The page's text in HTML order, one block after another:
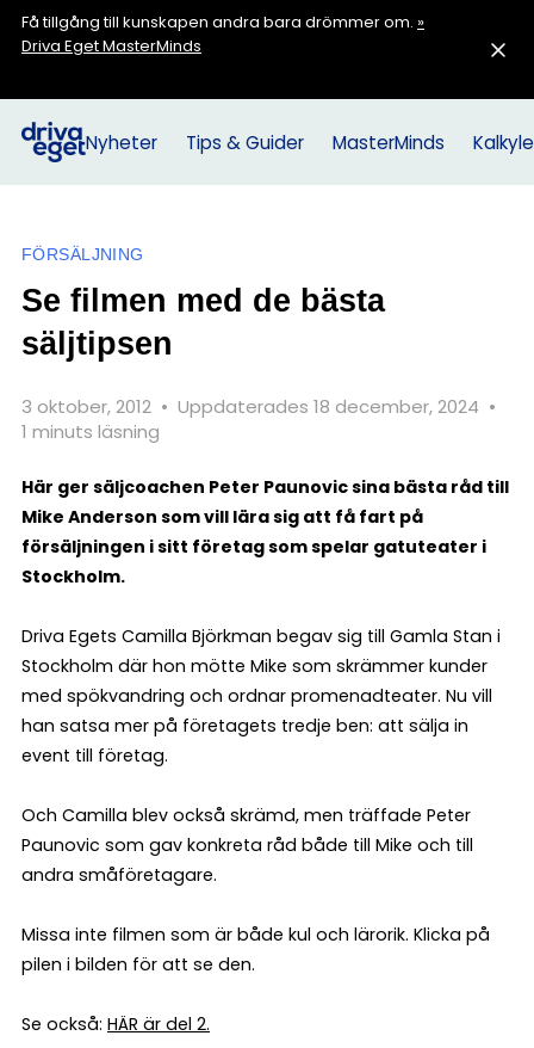
Få tillgång till kunskapen andra bara drömmer om. »
Driva Eget MasterMinds
Nyheter Tips & Guider MasterMinds
FÖRSÄLJNING
Se filmen med de bästa
säljtipsen
3 oktober, 2012 • Uppdaterades 18 december, 2024 •
1 minuts läsning
Här ger säljcoachen Peter Paunovic sina bästa råd till
Mike Anderson som vill lära sig att få fart på
försäljningen i sitt företag som spelar gatuteater i
Stockholm.
Driva Egets Camilla Björkman begav sig till Gamla Stan i
Stockholm där hon mötte Mike som skrämmer kunder
med spökvandring och ordnar promenadteater. Nu vill
han satsa mer på företagets tredje ben: att sälja in
event till företag.
Och Camilla blev också skrämd, men träffade Peter
Paunovic som gav konkreta råd både till Mike och till
andra småföretagare.
Missa inte filmen som är både kul och lärorik. Klicka på
pilen i bilden för att se den.
Se också: HÄR är del 2.